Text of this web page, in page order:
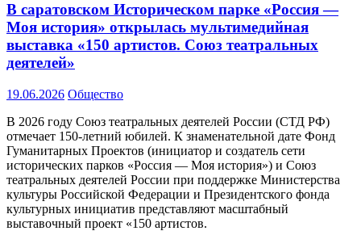
В саратовском Историческом парке «Россия —
Моя история» открылась мультимедийная
выставка «150 артистов. Союз театральных
деятелей»
19.06.2026 Общество
В 2026 году Союз театральных деятелей России (СТД РФ)
отмечает 150-летний юбилей. К знаменательной дате Фонд
Гуманитарных Проектов (инициатор и создатель сети
исторических парков «Россия — Моя история») и Союз
театральных деятелей России при поддержке Министерства
культуры Российской Федерации и Президентского фонда
культурных инициатив представляют масштабный
выставочный проект «150 артистов.